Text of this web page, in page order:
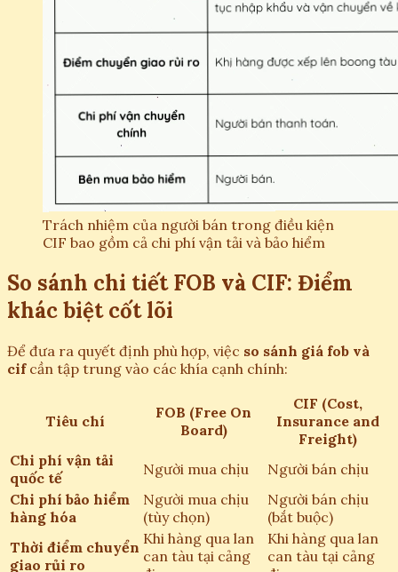
Trách nhiệm của người bán trong điều kiện
CIF bao gồm cả chi phí vận tải và bảo hiểm
So sánh chi tiết FOB và CIF: Điểm
khác biệt cốt lõi
Để đưa ra quyết định phù hợp, việc so sánh giá fob và
cifcần tập trung vào các khía cạnh chính:
Tiêu chí
FOB (Free On
Board)
CIF (Cost,
Insurance and
Freight)
Chi phí vận tải
quốc tế
Người mua chịu
Người bán chịu
Chi phí bảo hiểm
hàng hóa
Người mua chịu
(tùy chọn)
Người bán chịu
(bắt buộc)
Thời điểm chuyển
giao rủi ro
Khi hàng qua lan
can tàu tại cảng
Khi hàng qua lan
can tàu tại cảng